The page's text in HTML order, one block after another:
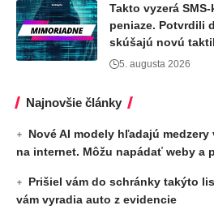
Takto vyzerá
peniaze. Potvrdili
skúšajú novú
5. augusta 2026
Najnovšie články
Nové AI modely hľadajú
na internet. Môžu napádať weby a
Prišiel vám do schránky takýto
vám vyradia auto z evidencie